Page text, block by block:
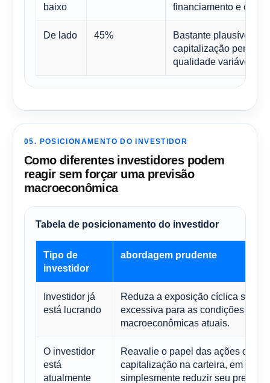
baixo
financiamento e
De lado 45%
Bastante plausível se
capitalização
qualidade variável.
05. POSICIONAMENTO DO INVESTIDOR
Como diferentes investidores podem
reagir sem forçar uma previsão
macroeconômica
Tabela de posicionamento do investidor
Tipo de
investidor
abordagem prudente
Investidor já
está lucrando
Reduza a exposição cíclica se ela
excessiva para as condições
macroeconômicas atuais.
O investidor
está
atualmente
Reavalie o papel das ações de
capitalização na carteira, em vez
simplesmente reduzir seu preço